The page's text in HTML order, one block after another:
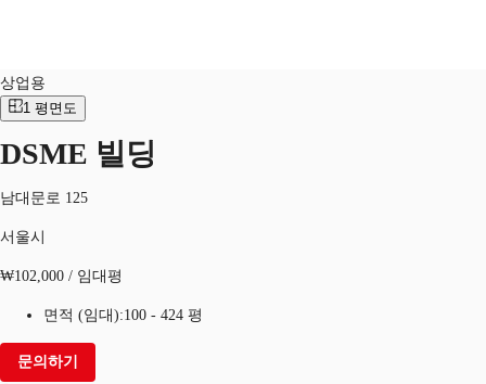
홈
서울시
북마크
KR
또는 문의
상업용
1 평면도
DSME 빌딩
남대문로 125
서울시
₩102,000 / 임대평
면적 (임대):100 - 424 평
문의하기